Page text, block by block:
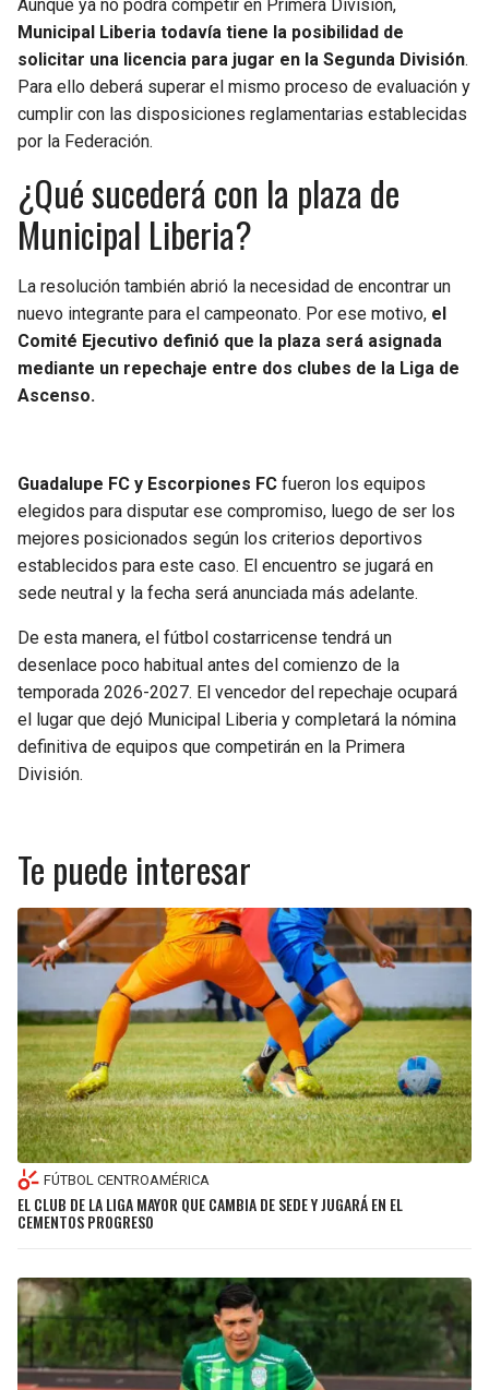
Aunque ya no podrá competir en Primera División,
Municipal Liberia todavía tiene la posibilidad de
solicitar una licencia para jugar en la Segunda División.
Para ello deberá superar el mismo proceso de evaluación y
cumplir con las disposiciones reglamentarias establecidas
por la Federación.
¿Qué sucederá con la plaza de
Municipal Liberia?
La resolución también abrió la necesidad de encontrar un
nuevo integrante para el campeonato. Por ese motivo, el
Comité Ejecutivo definió que la plaza será asignada
mediante un repechaje entre dos clubes de la Liga de
Ascenso.
Guadalupe FC y Escorpiones FC fueron los equipos
elegidos para disputar ese compromiso, luego de ser los
mejores posicionados según los criterios deportivos
establecidos para este caso. El encuentro se jugará en
sede neutral y la fecha será anunciada más adelante.
De esta manera, el fútbol costarricense tendrá un
desenlace poco habitual antes del comienzo de la
temporada 2026-2027. El vencedor del repechaje ocupará
el lugar que dejó Municipal Liberia y completará la nómina
definitiva de equipos que competirán en la Primera
División.
Te puede interesar
FÚTBOL CENTROAMÉRICA
EL CLUB DE LA LIGA MAYOR QUE CAMBIA DE SEDE Y JUGARÁ EN EL
CEMENTOS PROGRESO